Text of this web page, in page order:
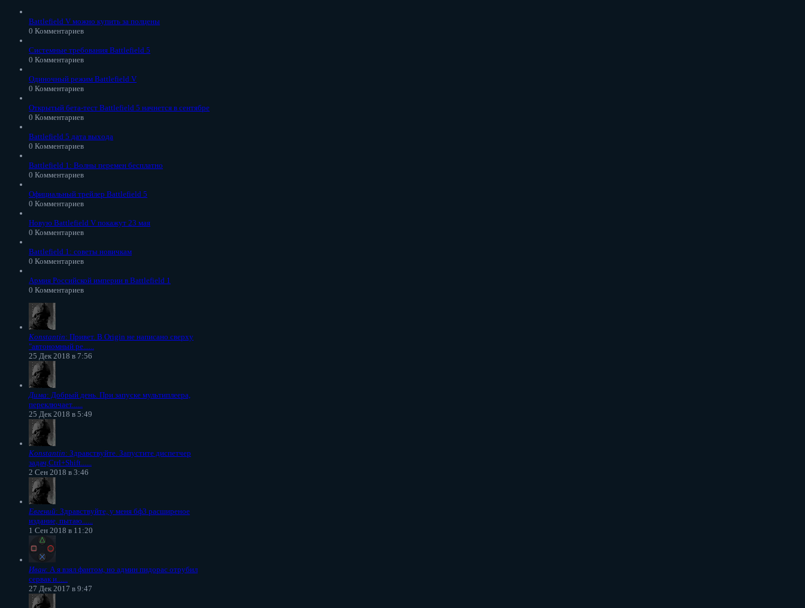
Battlefield V можно купить за полцены
0 Комментариев
Системные требования Battlefield 5
0 Комментариев
Одиночный режим Battlefield V
0 Комментариев
Открытый бета-тест Battlefield 5 начнется в сентябре
0 Комментариев
Battlefield 5 дата выхода
0 Комментариев
Battlefield 1: Волны перемен бесплатно
0 Комментариев
Официальный трейлер Battlefield 5
0 Комментариев
Новую Battlefield V покажут 23 мая
0 Комментариев
Battlefield 1: советы новичкам
0 Комментариев
Армия Российской империи в Battlefield 1
0 Комментариев
Konstantin: Привет. В Origin не написано сверху
"автономный ре......
25 Дек 2018 в 7:56
Дима: Добрый день. При запуске мультиплеера,
переключает......
25 Дек 2018 в 5:49
Konstantin: Здравствуйте. Запустите диспетчер
задач,Ctrl+Shift......
2 Сен 2018 в 3:46
Евгений: Здравствуйте, у меня бф3 расширеное
издание, пытаю......
1 Сен 2018 в 11:20
Иван: А я взял фантом, но админ пидорас отрубил
сервак и......
27 Дек 2017 в 9:47